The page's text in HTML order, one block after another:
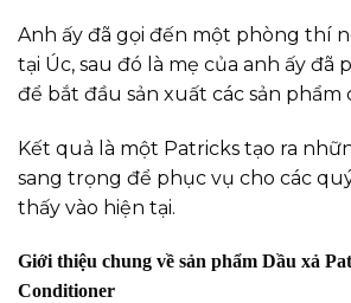
Anh ấy đã gọi đến một phòng thí
tại Úc, sau đó là mẹ của anh ấy đã
để bắt đầu sản xuất các sản phẩm
Kết quả là một Patricks tạo ra
sang trọng để phục vụ cho các
thấy vào hiện tại.
Giới thiệu chung về sản phẩm Dầu xả
Conditioner